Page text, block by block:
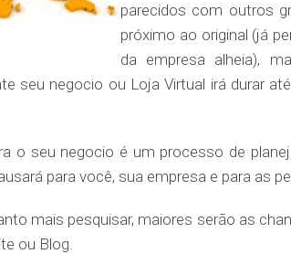
parecidos com outros
próximo ao original (já
da empresa alheia),
seu negocio ou Loja Virtual irá durar
o seu negocio é um processo de
para você, sua empresa e para as
mais pesquisar, maiores serão as
ou Blog.